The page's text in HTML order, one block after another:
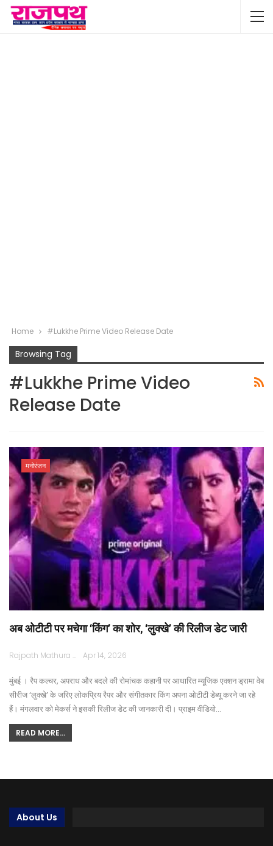
Home #Lukkhe Prime Video Release Date
Browsing Tag
#Lukkhe Prime Video
Release Date
मनोरंजन
अब ओटीटी पर मचेगा ‘किंग’ का शोर, ‘लुक्खे’ की रिलीज डेट जारी
Rajpath Mathura Apr 14, 2026
मुंबई । रैप कल्चर, अपराध और बदले की रोमांचक कहानी पर आधारित म्यूजिक एक्शन ड्रामा वेब
सीरीज ‘लुक्खे’ के जरिए लोकप्रिय रैपर और संगीतकार किंग अपना ओटीटी डेब्यू करने जा रहे
हैं। मंगलवार को मेकर्स ने इसकी रिलीज डेट की जानकारी दी। प्राइम वीडियो…
READ MORE...
About Us